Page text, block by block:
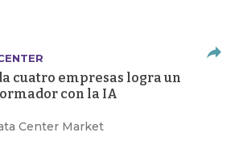
cuatro empresas logra un
con la IA
Center Market